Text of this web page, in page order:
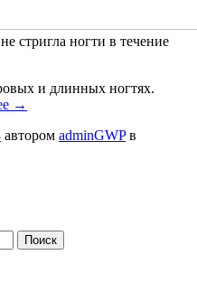
стригла ногти в течение
и длинных ногтях.
→
автором adminGWPв